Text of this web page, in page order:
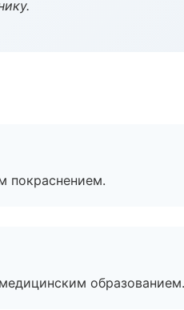
покраснением.
образованием.